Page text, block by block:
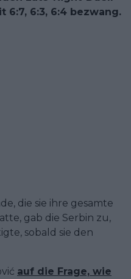
6:7, 6:3, 6:4 bezwang.
die sie ihre gesamte
gab die Serbin zu,
sobald sie den
auf die Frage, wie